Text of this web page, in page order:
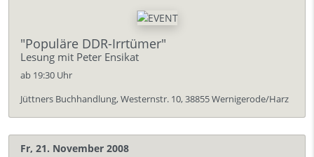
"Populäre DDR-Irrtümer"
Lesung mit Peter Ensikat
ab 19:30 Uhr
Jüttners Buchhandlung, Westernstr. 10, 38855 Wernigerode/Harz
Fr, 21. November 2008